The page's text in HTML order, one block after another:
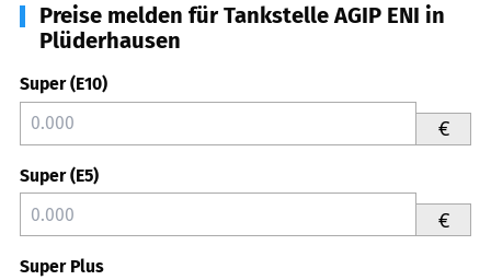
Preise melden für Tankstelle AGIP ENI in
Plüderhausen
Super (E10)
€
Super (E5)
€
Super Plus